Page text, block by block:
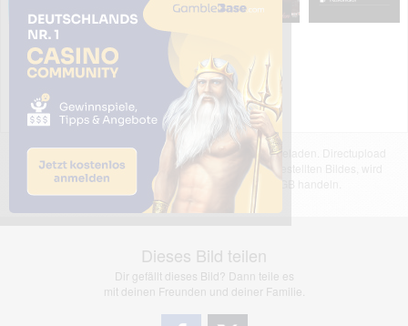
Das dargestellte Bild wurde von einem Nutzer hochgeladen. Directupload
übernimmt keinerlei Haftung für den Inhalt des dargestellten Bildes, wird
jedoch bei Verstößen nach §2(3) unserer AGB handeln.
Dieses Bild teilen
Dir gefällt dieses Bild? Dann teile es
mit deinen Freunden und deiner Familie.